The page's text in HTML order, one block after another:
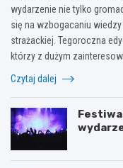
wydarzenie nie tylko
się na wzbogacaniu
strażackiej. Tegoroczna
którzy z dużym
Czytaj dalej